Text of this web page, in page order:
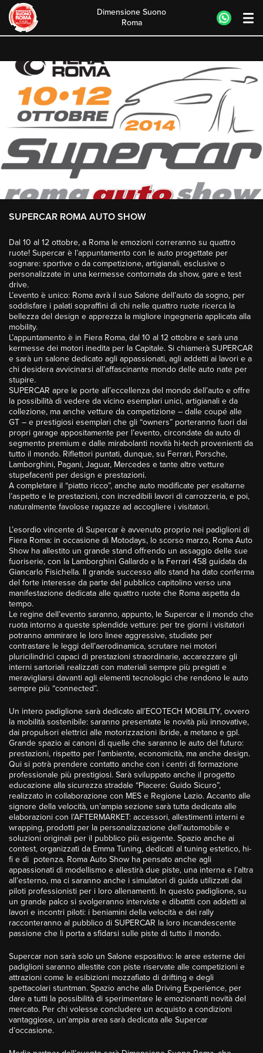
content
Dimensione Suono
Roma
SUPERCAR ROMA AUTO SHOW
Dal 10 al 12 ottobre, a Roma le emozioni correranno su quattro
ruote! Supercar è l’appuntamento con le auto progettate per
sognare: sportive o da competizione, artigianali, esclusive o
personalizzate in una kermesse contornata da show, gare e test
drive.
L’evento è unico: Roma avrà il suo Salone dell’auto da sogno, per
soddisfare i palati sopraffini di chi nelle quattro ruote ricerca la
bellezza del design e apprezza la migliore ingegneria applicata alla
mobility.
L’appuntamento è in Fiera Roma, dal 10 al 12 ottobre e sarà una
kermesse dei motori inedita per la Capitale. Si chiamerà SUPERCAR
e sarà un salone dedicato agli appassionati, agli addetti ai lavori e a
chi desidera avvicinarsi all’affascinante mondo delle auto nate per
stupire.
SUPERCAR apre le porte all’eccellenza del mondo dell’auto e offre
la possibilità di vedere da vicino esemplari unici, artigianali e da
collezione, ma anche vetture da competizione – dalle coupé alle
GT – e prestigiosi esemplari che gli “owners” porteranno fuori dai
propri garage appositamente per l’evento, circondate da auto di
segmento premium e dalle mirabolanti novità hi-tech provenienti da
tutto il mondo. Riflettori puntati, dunque, su Ferrari, Porsche,
Lamborghini, Pagani, Jaguar, Mercedes e tante altre vetture
stupefacenti per design e prestazioni.
A completare il “piatto ricco”, anche auto modificate per esaltarne
l’aspetto e le prestazioni, con incredibili lavori di carrozzeria, e poi,
naturalmente favolose ragazze ad accogliere i visitatori.
L’esordio vincente di Supercar è avvenuto proprio nei padiglioni di
Fiera Roma: in occasione di Motodays, lo scorso marzo, Roma Auto
Show ha allestito un grande stand offrendo un assaggio delle sue
fuoriserie, con la Lamborghini Gallardo e la Ferrari 458 guidata da
Giancarlo Fisichella. Il grande successo allo stand ha dato conferma
del forte interesse da parte del pubblico capitolino verso una
manifestazione dedicata alle quattro ruote che Roma aspetta da
tempo.
Le regine dell’evento saranno, appunto, le Supercar e il mondo che
ruota intorno a queste splendide vetture: per tre giorni i visitatori
potranno ammirare le loro linee aggressive, studiate per
contrastare le leggi dell’aerodinamica, scrutare nei motori
pluricilindrici capaci di prestazioni straordinarie, accarezzare gli
interni sartoriali realizzati con materiali sempre più pregiati e
meravigliarsi davanti agli elementi tecnologici che rendono le auto
sempre più “connected”.
Un intero padiglione sarà dedicato all’ECOTECH MOBILITY, ovvero
la mobilità sostenibile: saranno presentate le novità più innovative,
dai propulsori elettrici alle motorizzazioni ibride, a metano e gpl.
Grande spazio ai canoni di quelle che saranno le auto del futuro:
prestazioni, rispetto per l’ambiente, economicità, ma anche design.
Qui si potrà prendere contatto anche con i centri di formazione
professionale più prestigiosi. Sarà sviluppato anche il progetto
educazione alla sicurezza stradale “Piacere: Guido Sicuro”,
realizzato in collaborazione con MES e Regione Lazio. Accanto alle
signore della velocità, un’ampia sezione sarà tutta dedicata alle
elaborazioni con l’AFTERMARKET: accessori, allestimenti interni e
wrapping, prodotti per la personalizzazione dell’automobile e
soluzioni originali per il pubblico più esigente. Spazio anche ai
contest, organizzati da Emma Tuning, dedicati al tuning estetico, hi-
fi e di potenza. Roma Auto Show ha pensato anche agli
appassionati di modellismo e allestirà due piste, una interna e l’altra
all’esterno, ma ci saranno anche i simulatori di guida utilizzati dai
piloti professionisti per i loro allenamenti. In questo padiglione, su
un grande palco si svolgeranno interviste e dibattiti con addetti ai
lavori e incontri piloti: i beniamini della velocità e dei rally
racconteranno al pubblico di SUPERCAR la loro incandescente
passione che li porta a sfidarsi sulle piste di tutto il mondo.
Supercar non sarà solo un Salone espositivo: le aree esterne dei
padiglioni saranno allestite con piste riservate alle competizioni e
attrazioni come le esibizioni mozzafiato di drifting e degli
spettacolari stuntman. Spazio anche alla Driving Experience, per
dare a tutti la possibilità di sperimentare le emozionanti novità del
mercato. Per chi volesse concludere un acquisto a condizioni
vantaggiose, un’ampia area sarà dedicata alle Supercar
d’occasione.